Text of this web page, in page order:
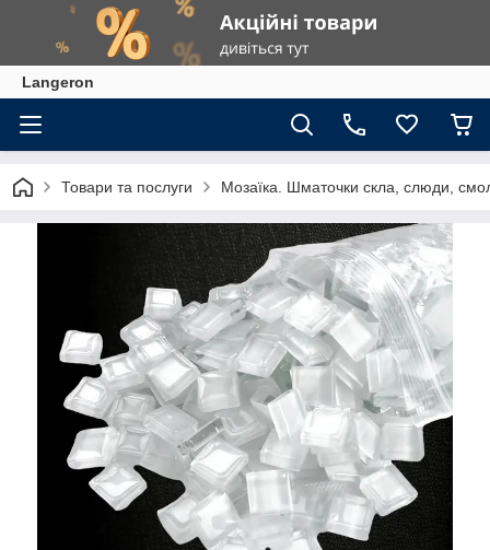
Langeron
Товари та послуги Мозаїка. Шматочки скла, слюди,